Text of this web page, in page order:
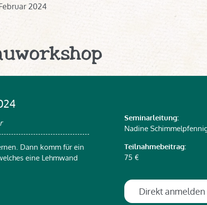
2024
Dann komm für ein
eine Lehmwand
Seminarleitung:
Nadine
Teilnahmebeitrag:
75 €
Direkt anmelden